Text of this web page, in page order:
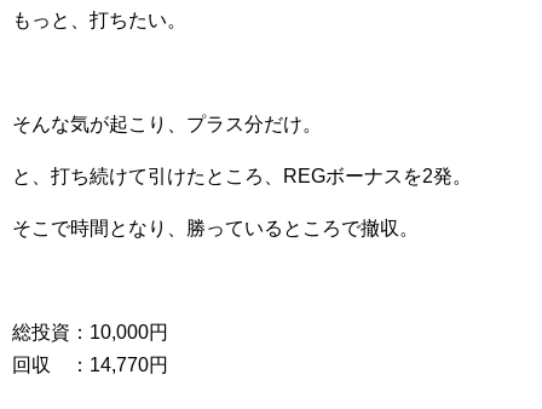
もっと、打ちたい。
そんな気が起こり、プラス分だけ。
と、打ち続けて引けたところ、REGボーナスを2発。
そこで時間となり、勝っているところで撤収。
総投資：10,000円
回収 ：14,770円